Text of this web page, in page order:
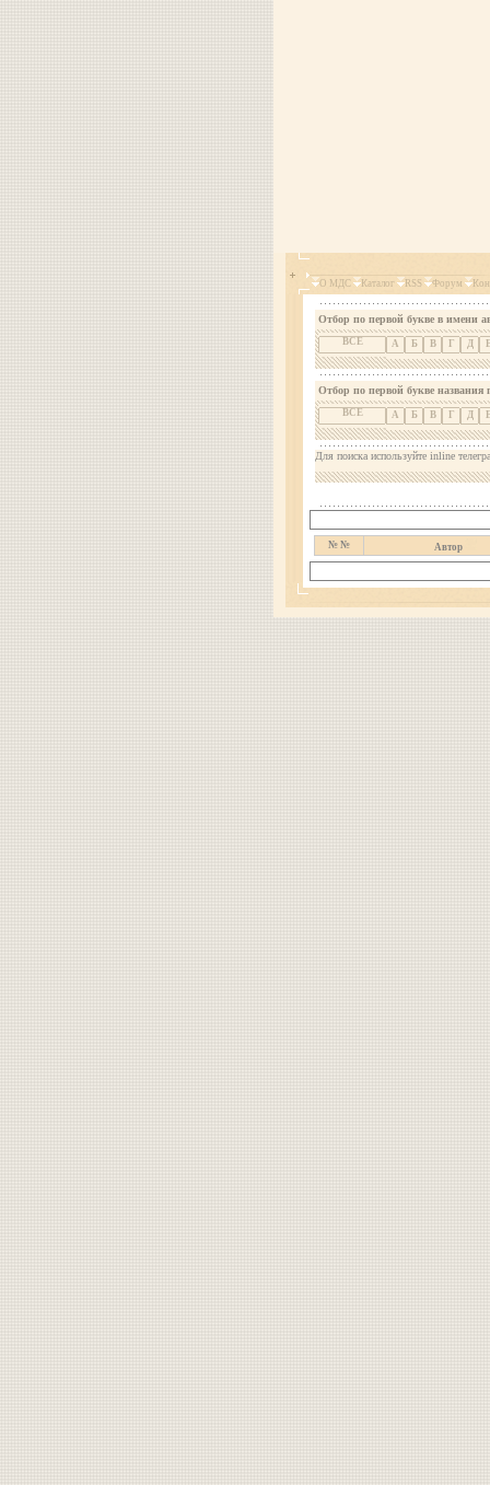
О МДС Каталог RSS Форум
Отбор по первой букве в имени
ВСЕ А Б В Г Д
Отбор по первой букве названия
ВСЕ А Б В Г Д
Для поиска используйте inline
№ № Автор